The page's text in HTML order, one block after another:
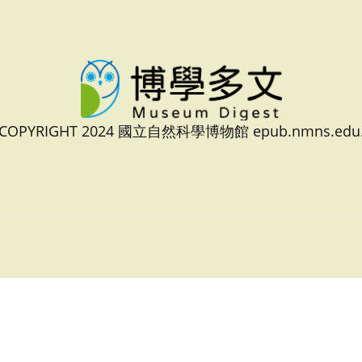
2024 國立自然科學博物館